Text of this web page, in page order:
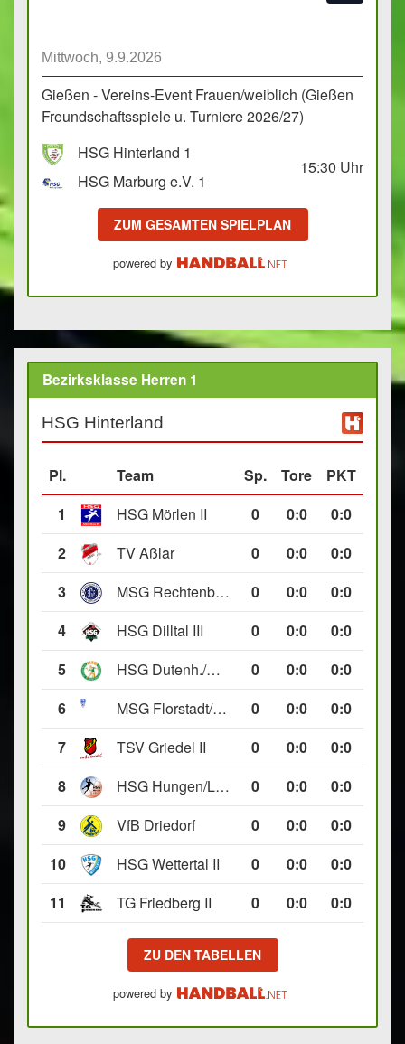
Mittwoch, 9.9.2026
Gießen - Vereins-Event Frauen/weiblich (Gießen
Freundschaftsspiele u. Turniere 2026/27)
HSG Hinterland 1
HSG Marburg e.V. 1
15:30 Uhr
ZUM GESAMTEN SPIELPLAN
powered by
Bezirksklasse Herren 1
HSG Hinterland
Pl. Team Sp. Tore
PKT
1
HSG Mörlen II 0 0:0
0:0
2
TV Aßlar 0 0:0
0:0
3
MSG Rechtenbach/Wetzlar II 0 0:0
0:0
4
HSG Dilltal III 0 0:0
0:0
5
HSG Dutenh./Münchholzh. IV 0 0:0
0:0
6
MSG Florstadt/Gettenau II 0 0:0
0:0
7
TSV Griedel II 0 0:0
0:0
8
HSG Hungen/Lich II 0 0:0
0:0
9
VfB Driedorf 0 0:0
0:0
10
HSG Wettertal II 0 0:0
0:0
11
TG Friedberg II 0 0:0 0:0
ZU DEN TABELLEN
powered by